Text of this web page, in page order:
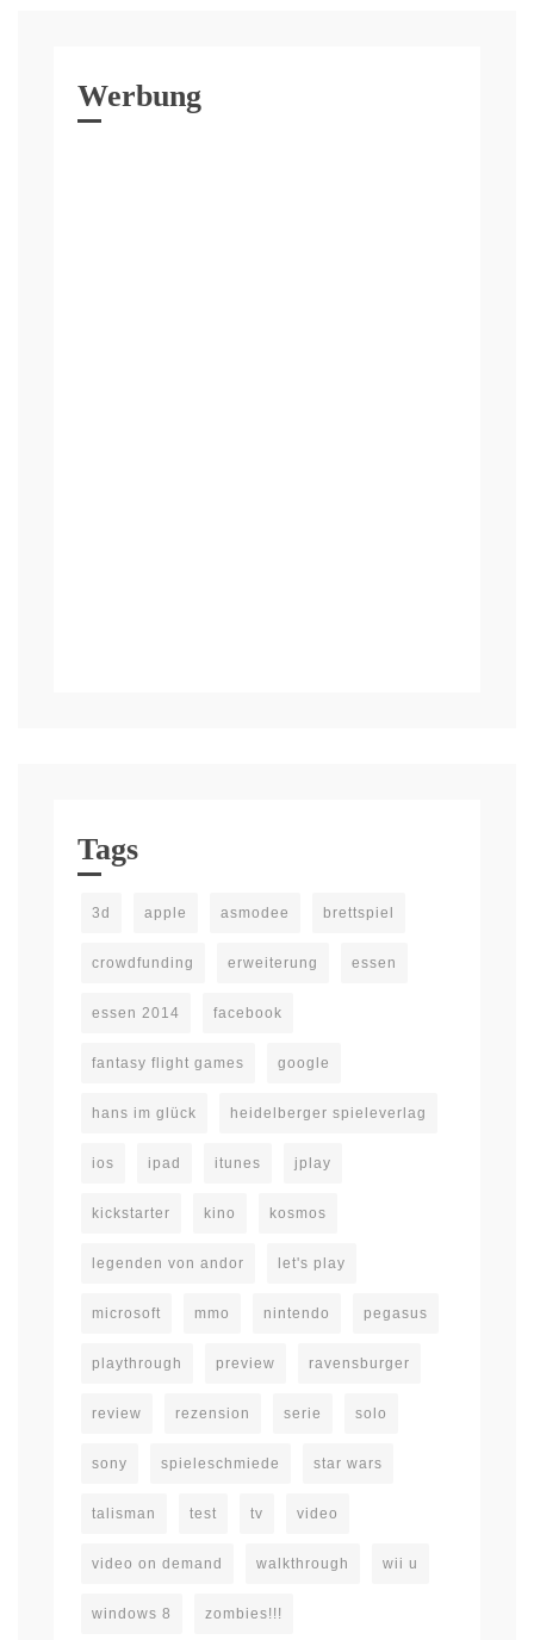
Werbung
Tags
3d apple asmodee brettspiel
crowdfunding erweiterung essen
essen 2014 facebook
fantasy flight games google
hans im glück heidelberger spieleverlag
ios ipad itunes jplay
kickstarter kino kosmos
legenden von andor let's play
microsoft mmo nintendo pegasus
playthrough preview ravensburger
review rezension serie solo
sony spieleschmiede star wars
talisman test tv video
video on demand walkthrough wii u
windows 8 zombies!!!